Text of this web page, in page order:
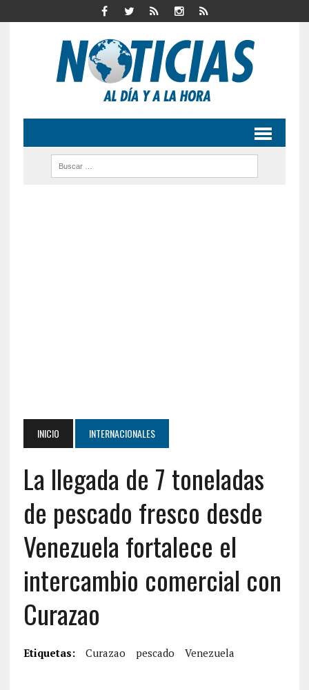
INICIO INTERNACIONALES
La llegada de 7 toneladas
de pescado fresco desde
Venezuela fortalece el
intercambio comercial con
Curazao
Etiquetas: Curazao pescado Venezuela